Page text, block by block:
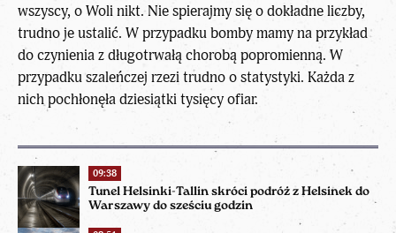
09:38
Tunel Helsinki-Tallin skróci podróż z Helsinek do
Warszawy do sześciu godzin
wszyscy, o Woli nikt. Nie spierajmy się o dokładne liczby,
trudno je ustalić. W przypadku bomby mamy na przykład
do czynienia z długotrwałą chorobą popromienną. W
przypadku szaleńczej rzezi trudno o statystyki. Każda z
nich pochłonęła dziesiątki tysięcy ofiar.